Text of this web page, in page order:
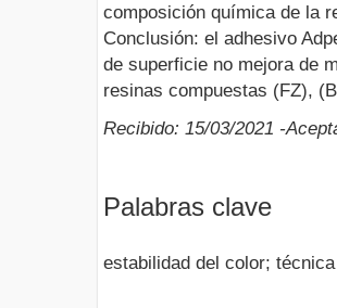
composición química de la
Conclusión: el adhesivo
de superficie no mejora de
resinas compuestas (FZ),
Recibido: 15/03/2021 -
Palabras clave
estabilidad del color;